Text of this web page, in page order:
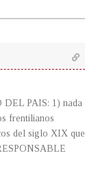
DEL PAIS: 1) nada
frentilianos
del siglo XIX que